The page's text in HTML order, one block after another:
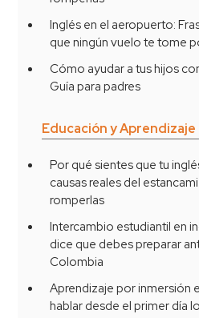
Inglés en el aeropuerto: Frases esenciales para
que ningún vuelo te tome
Cómo ayudar a tus hijos con las tareas en inglés:
Guía para padres
Educación y Aprendizaje
Por qué sientes que tu inglés no avanza: las 5
causas reales del
romperlas
Intercambio estudiantil en inglés: Lo que nadie te
dice que debes preparar
Colombia
Aprendizaje por inmersión en inglés: Por qué
hablar desde el primer día